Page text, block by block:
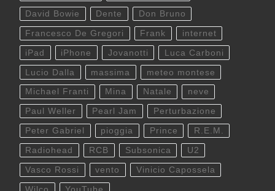
David Bowie Dente Don Bruno
Francesco De Gregori Frank internet
iPad iPhone Jovanotti Luca Carboni
Lucio Dalla massima meteo montese
Michael Franti Mina Natale neve
Paul Weller Pearl Jam Perturbazione
Peter Gabriel pioggia Prince R.E.M.
Radiohead RCB Subsonica U2
Vasco Rossi vento Vinicio Capossela